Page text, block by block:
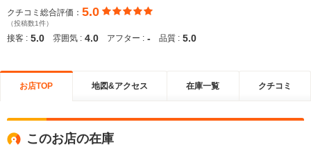
クチコミ総合評価： 5.0
（投稿数1件）
接客 : 5.0 雰囲気 : 4.0 アフター : - 品質 : 5.0
お店TOP 地図&アクセス 在庫一覧 クチコミ
このお店の在庫